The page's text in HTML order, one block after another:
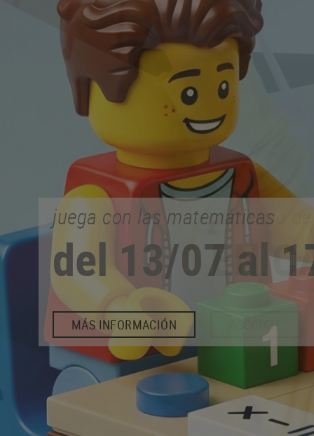
comercio de proximidad
EN CALONGE
ASÓCIATE